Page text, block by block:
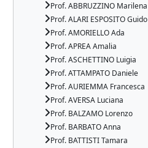
Prof. ABBRUZZINO Marilena
Prof. ALARI ESPOSITO Guido
Prof. AMORIELLO Ada
Prof. APREA Amalia
Prof. ASCHETTINO Luigia
Prof. ATTAMPATO Daniele
Prof. AURIEMMA Francesca
Prof. AVERSA Luciana
Prof. BALZAMO Lorenzo
Prof. BARBATO Anna
Prof. BATTISTI Tamara